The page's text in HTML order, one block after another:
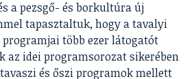
a pezsgő- és borkultúra új
tapasztaltuk, hogy a tavalyi
több ezer látogatót
az idei programsorozat sikerében
és őszi programok mellett